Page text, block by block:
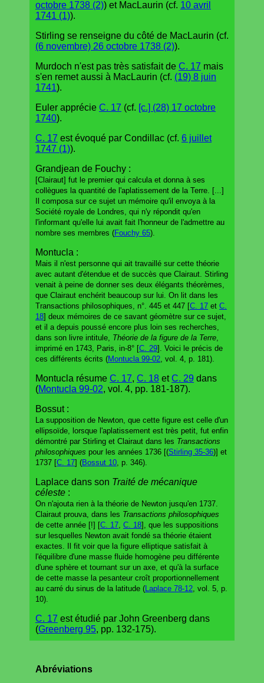
octobre 1738 (2)) et MacLaurin (cf. 10 avril
1741 (1)).
Stirling se renseigne du côté de MacLaurin (cf.
(6 novembre) 26 octobre 1738 (2)).
Murdoch n'est pas très satisfait de C. 17 mais
s'en remet aussi à MacLaurin (cf. (19) 8 juin
1741).
Euler apprécie C. 17 (cf. [c.] (28) 17 octobre
1740).
C. 17 est évoqué par Condillac (cf. 6 juillet
1747 (1)).
Grandjean de Fouchy :
[Clairaut] fut le premier qui calcula et donna à ses
collègues la quantité de l'aplatissement de la Terre. [...]
Il composa sur ce sujet un mémoire qu'il envoya à la
Société royale de Londres, qui n'y répondit qu'en
l'informant qu'elle lui avait fait l'honneur de l'admettre au
nombre ses membres (Fouchy 65).
Montucla :
Mais il n'est personne qui ait travaillé sur cette théorie
avec autant d'étendue et de succès que Clairaut. Stirling
venait à peine de donner ses deux élégants théorèmes,
que Clairaut enchérit beaucoup sur lui. On lit dans les
Transactions philosophiques, n°. 445 et 447 [C. 17 et C.
18] deux mémoires de ce savant géomètre sur ce sujet,
et il a depuis poussé encore plus loin ses recherches,
dans son livre intitule, Théorie de la figure de la Terre
imprimé en 1743, Paris, in-8° [C. 29]. Voici le précis de
ces différents écrits (Montucla 99-02 , vol. 4, p. 181).
Montucla résume C. 17, C. 18 etC. 29 dans
(Montucla 99-02, vol. 4, pp. 181-187).
Bossut :
La supposition de Newton, que cette figure est celle d'un
ellipsoïde, lorsque l'aplatissement est très petit, fut enfin
démontré par Stirling et Clairaut dans les Transactions
philosophiques pour les années 1736 [(Stirling 35-36)] et
1737 [C. 17] (Bossut 10 , p. 346).
Laplace dans son Traité de mécanique
céleste :
On n'ajouta rien à la théorie de Newton jusqu'en 1737.
Clairaut prouva, dans les Transactions philosophiques
de cette année [!] [C. 17 C. 18], que les suppositions
sur lesquelles Newton avait fondé sa théorie étaient
exactes. Il fit voir que la figure elliptique satisfait à
l'équilibre d'une masse fluide homogène peu différente
d'une sphère et tournant sur un axe, et qu'à la surface
de cette masse la pesanteur croît proportionnellement
au carré du sinus de la latitude ( Laplace 78-12 , vol. 5, p.
10).
C. 17 est étudié par John Greenberg dans
(Greenberg 95, pp. 132-175).
Abréviations